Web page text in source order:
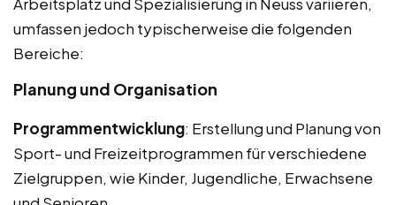
umfassen jedoch typischerweise die folgenden
Bereiche:
Planung und Organisation
Programmentwicklung: Erstellung und Planung von
Sport- und Freizeitprogrammen für verschiedene
Zielgruppen, wie Kinder, Jugendliche, Erwachsene